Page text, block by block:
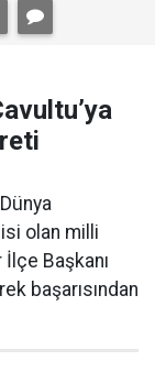
olan milli
Başkanı
başarısından